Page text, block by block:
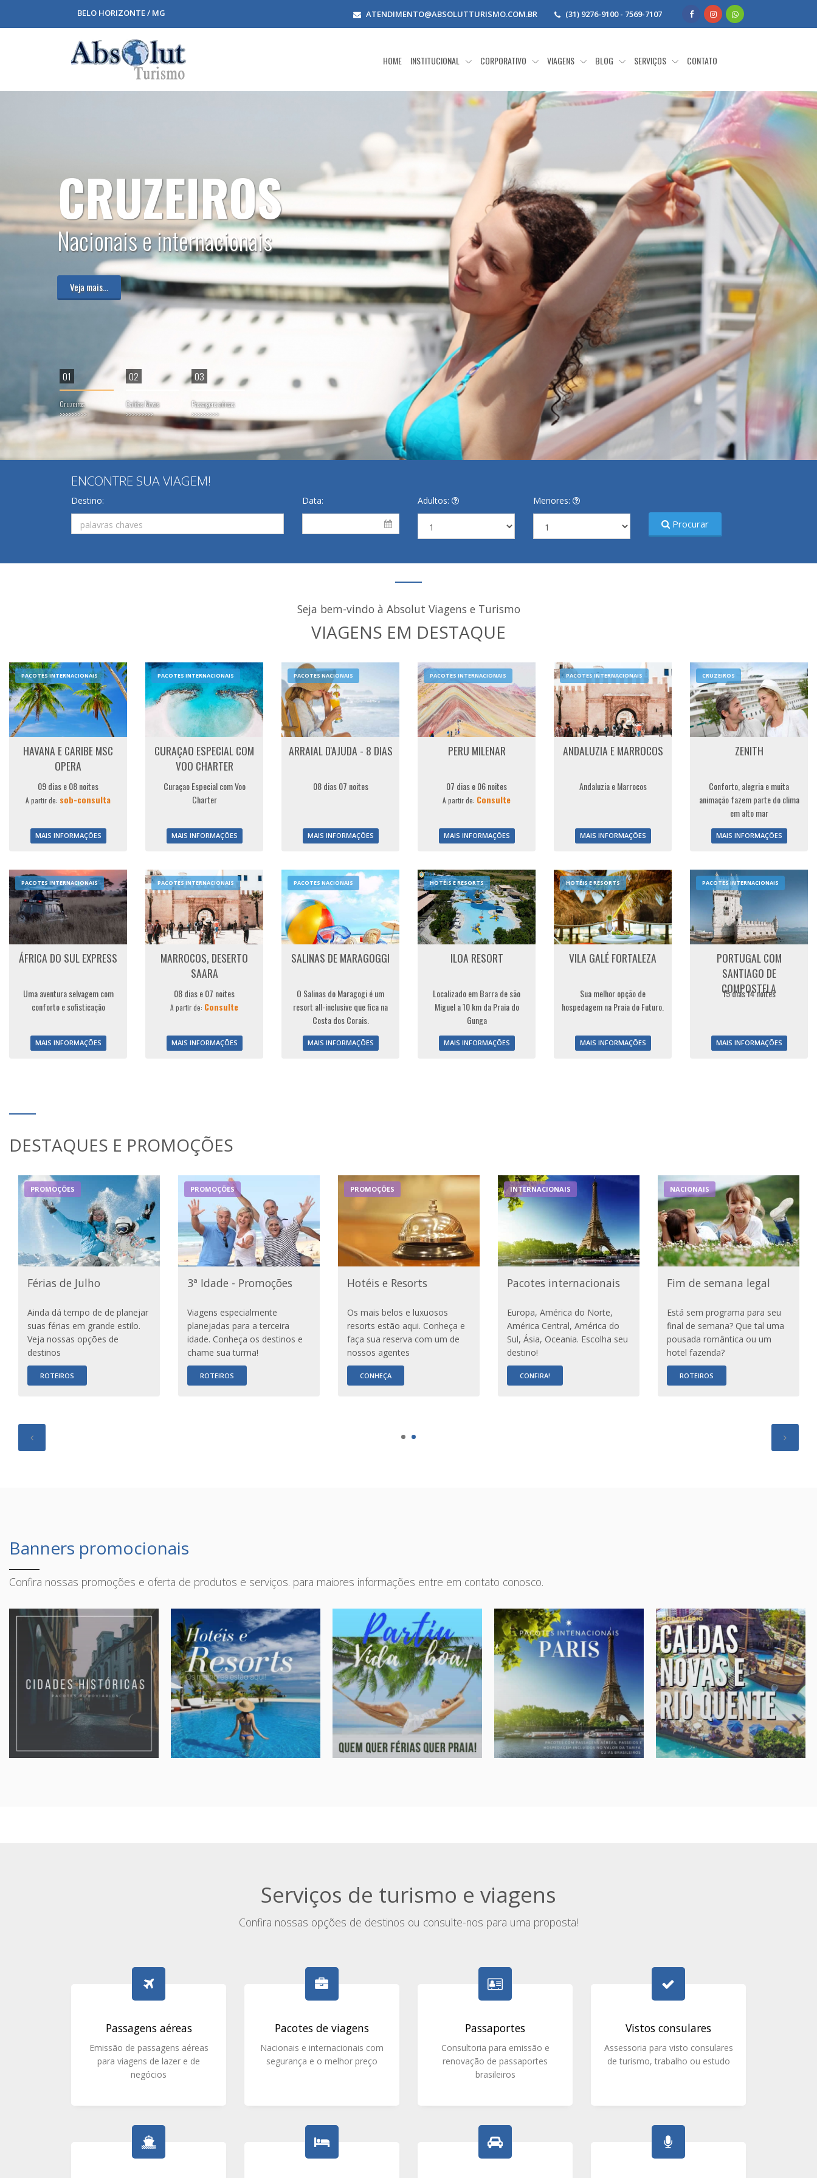
BELO HORIZONTE / MG ATENDIMENTO@ABSOLUTTURISMO.COM.BR (31) 9276-9100 - 7569-7107
HOME INSTITUCIONAL CORPORATIVO VIAGENS BLOG SERVIÇOS CONTATO
01
Cruzeiros
>>>>>>>>>
02
Caldas Novas
>>>>>>>>>
03
Passagens aéreas
>>>>>>>>>
CALDAS NOVAS
ENCONTRE SUA VIAGEM!
Destino: Data: Adultos: Menores:
Procurar
Seja bem-vindo à Absolut Viagens e Turismo
VIAGENS EM DESTAQUE
PACOTES INTERNACIONAIS
HAVANA E CARIBE MSC
OPERA
09 dias e 08 noites
A partir de: sob-consulta
MAIS INFORMAÇÕES
PACOTES INTERNACIONAIS
CURAÇAO ESPECIAL COM
VOO CHARTER
Curaçao Especial com Voo
Charter
MAIS INFORMAÇÕES
PACOTES NACIONAIS
ARRAIAL D'AJUDA - 8 DIAS
08 dias 07 noites
MAIS INFORMAÇÕES
PACOTES INTERNACIONAIS
PERU MILENAR
07 dias e 06 noites
A partir de: Consulte
MAIS INFORMAÇÕES
PACOTES INTERNACIONAIS
ANDALUZIA E MARROCOS
Andaluzia e Marrocos
MAIS INFORMAÇÕES
CRUZEIROS
ZENITH
Conforto, alegria e muita
animação fazem parte do clima
em alto mar
MAIS INFORMAÇÕES
PACOTES INTERNACIONAIS
ÁFRICA DO SUL EXPRESS
Uma aventura selvagem com
conforto e sofisticação
MAIS INFORMAÇÕES
PACOTES INTERNACIONAIS
MARROCOS, DESERTO
SAARA
08 dias e 07 noites
A partir de: Consulte
MAIS INFORMAÇÕES
PACOTES NACIONAIS
SALINAS DE MARAGOGGI
O Salinas do Maragogi é um
resort all-inclusive que fica na
Costa dos Corais.
MAIS INFORMAÇÕES
HOTÉIS E RESORTS
ILOA RESORT
Localizado em Barra de são
Miguel a 10 km da Praia do
Gunga
MAIS INFORMAÇÕES
HOTÉIS E RESORTS
VILA GALÉ FORTALEZA
Sua melhor opção de
hospedagem na Praia do Futuro.
MAIS INFORMAÇÕES
PACOTES INTERNACIONAIS
PORTUGAL COM
SANTIAGO DE
COMPOSTELA
15 dias 14 noites
MAIS INFORMAÇÕES
DESTAQUES E PROMOÇÕES
PROMOÇÕES
Férias de Julho
Ainda dá tempo de de planejar
suas férias em grande estilo.
Veja nossas opções de
destinos
ROTEIROS
PROMOÇÕES
3ª Idade - Promoções
Viagens especialmente
planejadas para a terceira
idade. Conheça os destinos e
chame sua turma!
ROTEIROS
PROMOÇÕES
Hotéis e Resorts
Os mais belos e luxuosos
resorts estão aqui. Conheça e
faça sua reserva com um de
nossos agentes
CONHEÇA
INTERNACIONAIS
Pacotes internacionais
Europa, América do Norte,
América Central, América do
Sul, Ásia, Oceania. Escolha seu
destino!
CONFIRA!
NACIONAIS
Fim de semana legal
Está sem programa para seu
final de semana? Que tal uma
pousada romântica ou um
hotel fazenda?
ROTEIROS
Banners promocionais
Confira nossas promoções e oferta de produtos e serviços. para maiores informações entre em contato conosco.
Serviços de turismo e viagens
Confira nossas opções de destinos ou consulte-nos para uma proposta!
Passagens aéreas
Emissão de passagens aéreas
para viagens de lazer e de
negócios
Pacotes de viagens
Nacionais e internacionais com
segurança e o melhor preço
Passaportes
Consultoria para emissão e
renovação de passaportes
brasileiros
Vistos consulares
Assessoria para visto consulares
de turismo, trabalho ou estudo